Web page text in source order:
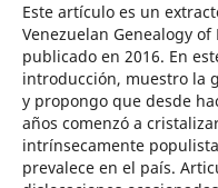
Este artículo es un
Venezuelan Genealogy
publicado en 2016. En
introducción, muestro la
y propongo que desde
años comenzó a
intrínsecamente
prevalece en el país.